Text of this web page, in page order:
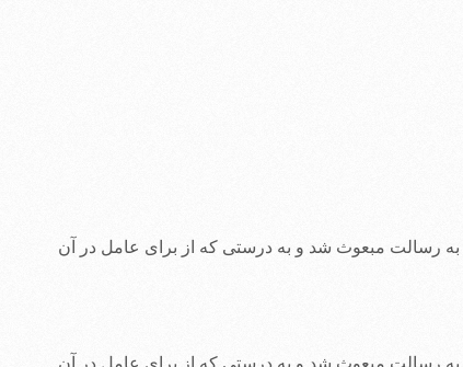
است و آن شب ۲۷ رجب است که در صبح آن پیغمبر خدا(ص) به رسالت مبعوث شد و به درستى که از براى عامل در آن
است و آن شب ۲۷ رجب است که در صبح آن پیغمبر خدا(ص) به رسالت مبعوث شد و به درستى که از براى عامل در آن